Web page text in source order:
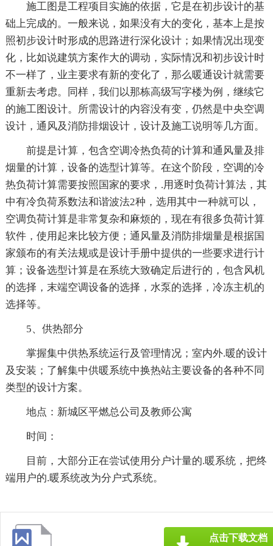
施工图是工程项目实施的依据，它是在初步设计的基
础上完成的。一般来说，如果没有大的变化，基本上是按
照初步设计时形成的思路进行深化设计；如果情况出现变
化，比如说建筑方案作大的调动，实际情况和初步设计时
不一样了，业主要求有新的变化了，那么暖通设计就需要
重新去考虑。同样，我们以那栋高级写字楼为例，继续它
的施工图设计。所需设计的内容没有变，仍然是中央空调
设计，通风及消防排烟设计，设计及施工说明等几方面。
前提是计算，包含空调冷热负荷的计算和通风量及排
烟量的计算，设备的选型计算等。在这个阶段，空调的冷
热负荷计算需要按照国家的要求，.用逐时负荷计算法，其
中有冷负荷系数法和谐波法2种，选用其中一种就可以，
空调负荷计算是非常复杂和麻烦的，现在有很多负荷计算
软件，使用起来比较方便；通风量及消防排烟量是根据国
家颁布的有关法规或是设计手册中提供的一些要求进行计
算；设备选型计算是在系统大致确定后进行的，包含风机
的选择，末端空调设备的选择，水泵的选择，冷冻主机的
选择等。
5、供热部分
掌握集中供热系统运行及管理情况；室内外.暖的设计
及安装；了解集中供暖系统中换热站主要设备的各种不同
类型的设计方案。
地点：新城区平燃总公司及教师公寓
时间：
目前，大部分正在尝试使用分户计量的.暖系统，把终
端用户的.暖系统改为分户式系统。
点击下载文档